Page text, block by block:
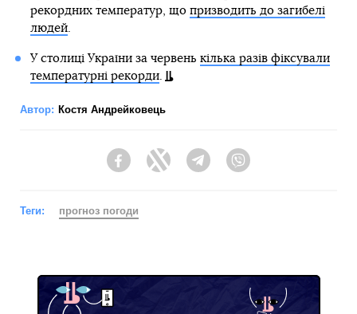
рекордних температур, що призводить до загибелі
людей.
У столиці України за червень кілька разів фіксували
температурні рекорди.
Автор: Костя Андрейковець
FacebookTwitter Telegram
Теги: прогноз погоди